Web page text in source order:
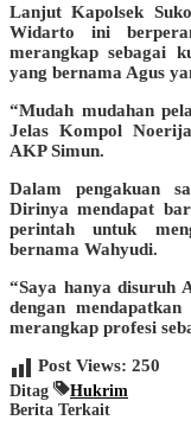
Lanjut Kapolsek
Widarto ini
merangkap sebagai
yang bernama Agus
“Mudah mudahan
Jelas Kompol
AKP Simun.
Dalam pengakuan
Dirinya mendapat
perintah untuk
bernama Wahyudi.
“Saya hanya disuruh
dengan
merangkap profesi
Post Views: 250
Ditag
Hukrim
Berita Terkait